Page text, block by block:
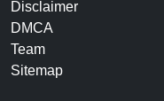
Disclaimer
DMCA
Team
Sitemap